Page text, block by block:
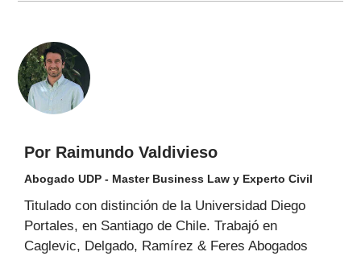
Por Raimundo Valdivieso
Abogado UDP - Master Business Law y Experto Civil
Titulado con distinción de la Universidad Diego
Portales, en Santiago de Chile. Trabajó en
Caglevic, Delgado, Ramírez & Feres Abogados